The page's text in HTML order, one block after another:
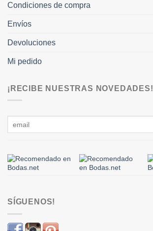
Condiciones de compra
Envíos
Devoluciones
Mi pedido
¡RECIBE NUESTRAS NOVEDADES!
SÍGUENOS!